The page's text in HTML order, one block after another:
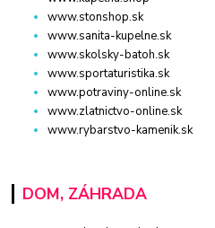
www.stonshop.sk
www.sanita-kupelne.sk
www.skolsky-batoh.sk
www.sportaturistika.sk
www.potraviny-online.sk
www.zlatnictvo-online.sk
www.rybarstvo-kamenik.sk
DOM, ZÁHRADA